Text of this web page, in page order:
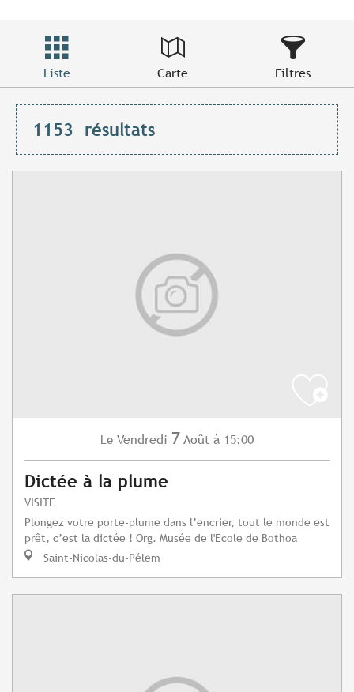
Liste Carte Filtres
1153 résultats
Le Vendredi 7 Août à 15:00
Dictée à la plume
VISITE
Plongez votre porte-plume dans l’encrier, tout le monde est
prêt, c’est la dictée ! Org. Musée de l'Ecole de Bothoa
Saint-Nicolas-du-Pélem